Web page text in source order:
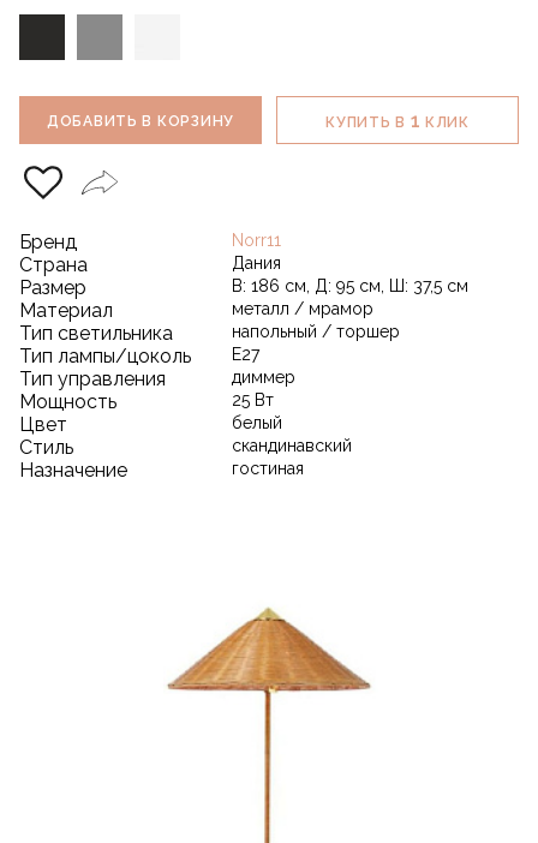
ДОБАВИТЬ В КОРЗИНУ КУПИТЬ В 1 КЛИК
Бренд Norr11
Страна Дания
Размер В: 186 см, Д: 95 см, Ш: 37,5 см
Материал металл / мрамор
Тип светильника напольный / торшер
Тип лампы/цоколь E27
Тип управления диммер
Мощность 25 Вт
Цвет белый
Стиль скандинавский
Назначение гостиная